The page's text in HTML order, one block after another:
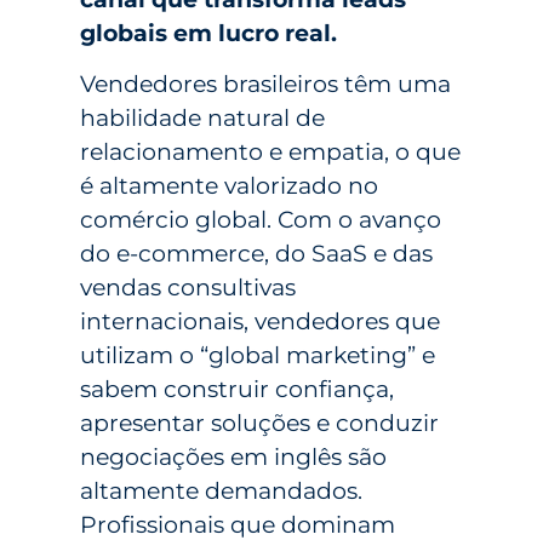
globais em lucro real.
Vendedores brasileiros têm uma
habilidade natural de
relacionamento e empatia, o que
é altamente valorizado no
comércio global. Com o avanço
do e-commerce, do SaaS e das
vendas consultivas
internacionais, vendedores que
utilizam o “global marketing” e
sabem construir confiança,
apresentar soluções e conduzir
negociações em inglês são
altamente demandados.
Profissionais que dominam